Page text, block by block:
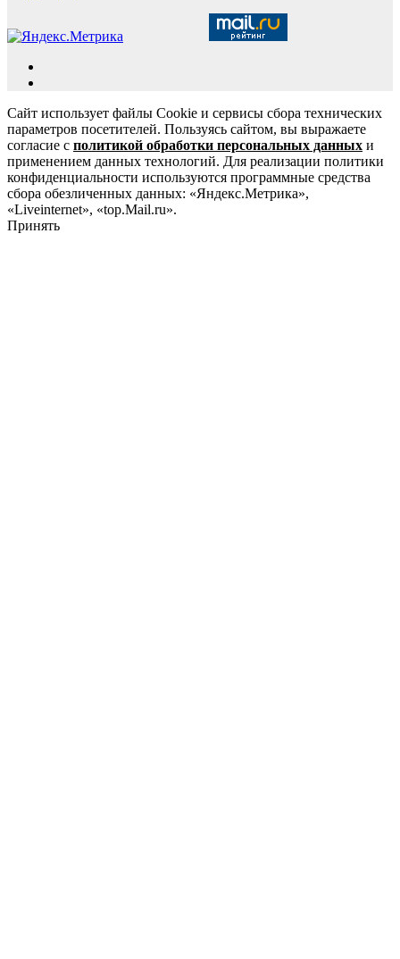
Сайт использует файлы Cookie и сервисы сбора технических
параметров посетителей. Пользуясь сайтом, вы выражаете
согласие с политикой обработки персональных данных и
применением данных технологий. Для реализации политики
конфиденциальности используются программные средства
сбора обезличенных данных: «Яндекс.Метрика»,
«Liveinternet», «top.Mail.ru».
Принять